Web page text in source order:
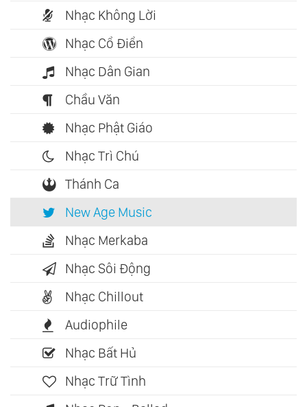
Nhạc Không Lời
Nhạc Cổ Điển
Nhạc Dân Gian
Chầu Văn
Nhạc Phật Giáo
Nhạc Trì Chú
Thánh Ca
New Age Music
Nhạc Merkaba
Nhạc Sôi Động
Nhạc Chillout
Audiophile
Nhạc Bất Hủ
Nhạc Trữ Tình